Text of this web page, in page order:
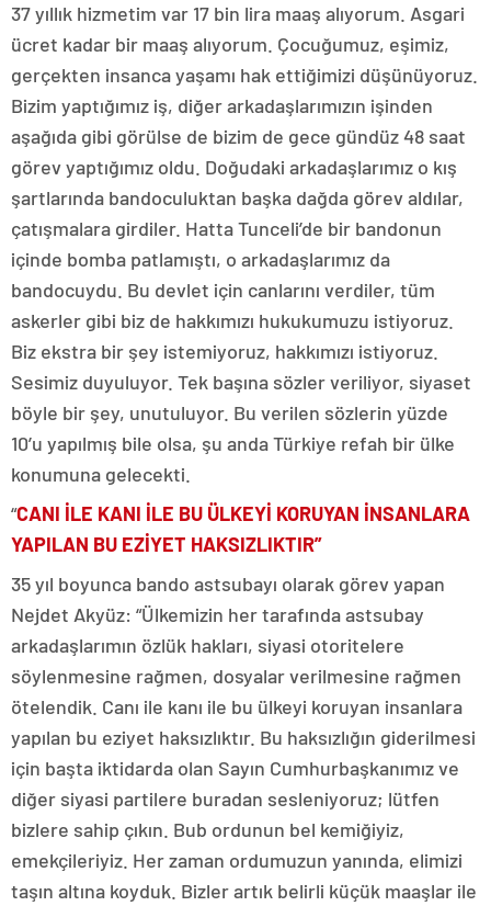
37 yıllık hizmetim var 17 bin lira maaş alıyorum. Asgari
ücret kadar bir maaş alıyorum. Çocuğumuz, eşimiz,
gerçekten insanca yaşamı hak ettiğimizi düşünüyoruz.
Bizim yaptığımız iş, diğer arkadaşlarımızın işinden
aşağıda gibi görülse de bizim de gece gündüz 48 saat
görev yaptığımız oldu. Doğudaki arkadaşlarımız o kış
şartlarında bandoculuktan başka dağda görev aldılar,
çatışmalara girdiler. Hatta Tunceli’de bir bandonun
içinde bomba patlamıştı, o arkadaşlarımız da
bandocuydu. Bu devlet için canlarını verdiler, tüm
askerler gibi biz de hakkımızı hukukumuzu istiyoruz.
Biz ekstra bir şey istemiyoruz, hakkımızı istiyoruz.
Sesimiz duyuluyor. Tek başına sözler veriliyor, siyaset
böyle bir şey, unutuluyor. Bu verilen sözlerin yüzde
10’u yapılmış bile olsa, şu anda Türkiye refah bir ülke
konumuna gelecekti.
“CANI İLE KANI İLE BU ÜLKEYİ KORUYAN İNSANLARA
YAPILAN BU EZİYET HAKSIZLIKTIR”
35 yıl boyunca bando astsubayı olarak görev yapan
Nejdet Akyüz: “Ülkemizin her tarafında astsubay
arkadaşlarımın özlük hakları, siyasi otoritelere
söylenmesine rağmen, dosyalar verilmesine rağmen
ötelendik. Canı ile kanı ile bu ülkeyi koruyan insanlara
yapılan bu eziyet haksızlıktır. Bu haksızlığın giderilmesi
için başta iktidarda olan Sayın Cumhurbaşkanımız ve
diğer siyasi partilere buradan sesleniyoruz; lütfen
bizlere sahip çıkın. Bub ordunun bel kemiğiyiz,
emekçileriyiz. Her zaman ordumuzun yanında, elimizi
taşın altına koyduk. Bizler artık belirli küçük maaşlar ile